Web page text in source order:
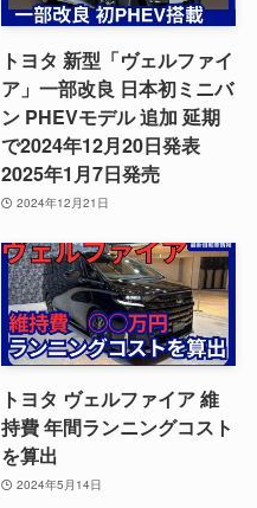
トヨタ 新型「ヴェルファイ
ア」一部改良 日本初ミニバ
ン PHEVモデル 追加 延期
で2024年12月20日発表
2025年1月7日発売
2024年12月21日
トヨタ ヴェルファイア 維
持費 年間ランニングコスト
を算出
2024年5月14日